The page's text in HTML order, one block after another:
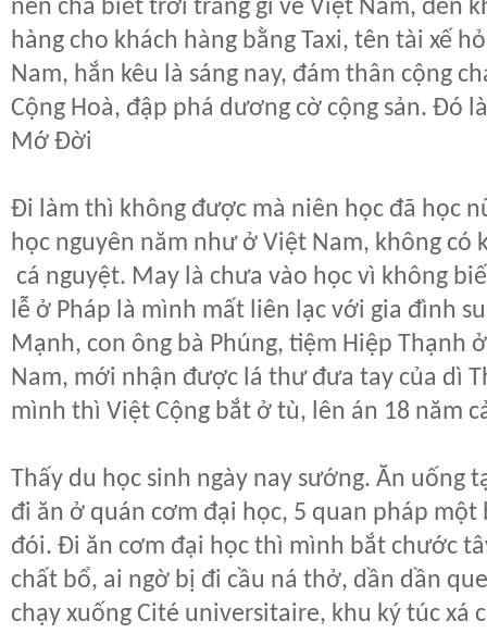
nên chả biết trời trăng gì về Việt Nam, đến
hàng cho khách hàng bằng Taxi, tên tài xế
Nam, hắn kêu là sáng nay, đám thân cộng
Cộng Hoà, đập phá dương cờ cộng sản. Đó
Mớ Đời
Đi làm thì không được mà niên học đã học
học nguyên năm như ở Việt Nam, không
cá nguyệt. May là chưa vào học vì không
lễ ở Pháp là mình mất liên lạc với gia đình
Mạnh, con ông bà Phúng, tiệm Hiệp Thạnh
Nam, mới nhận được lá thư đưa tay của dì
mình thì Việt Cộng bắt ở tù, lên án 18 năm
Thấy du học sinh ngày nay sướng. Ăn uống
đi ăn ở quán cơm đại học, 5 quan pháp một
đói. Đi ăn cơm đại học thì mình bắt chước
chất bổ, ai ngờ bị đi cầu ná thở, dần dần
chạy xuống Cité universitaire, khu ký túc xá